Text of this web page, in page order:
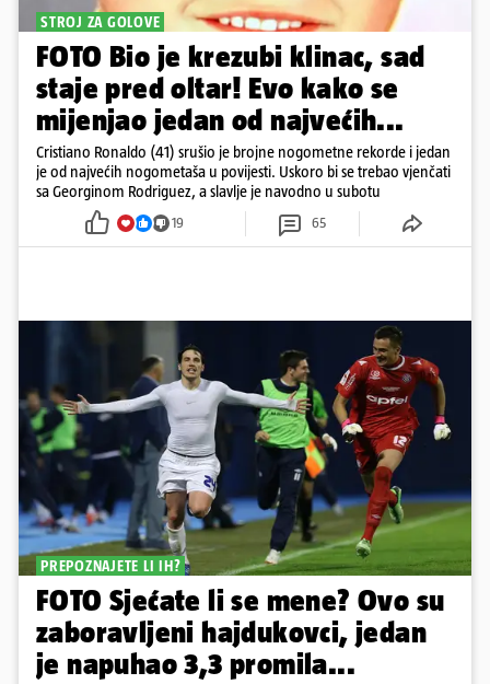
STROJ ZA GOLOVE
FOTO Bio je krezubi klinac, sad
staje pred oltar! Evo kako se
mijenjao jedan od najvećih...
Cristiano Ronaldo (41) srušio je brojne nogometne rekorde i jedan
je od najvećih nogometaša u povijesti. Uskoro bi se trebao vjenčati
sa Georginom Rodriguez, a slavlje je navodno u subotu
19 65
PREPOZNAJETE LI IH?
FOTO Sjećate li se mene? Ovo su
zaboravljeni hajdukovci, jedan
je napuhao 3,3 promila...